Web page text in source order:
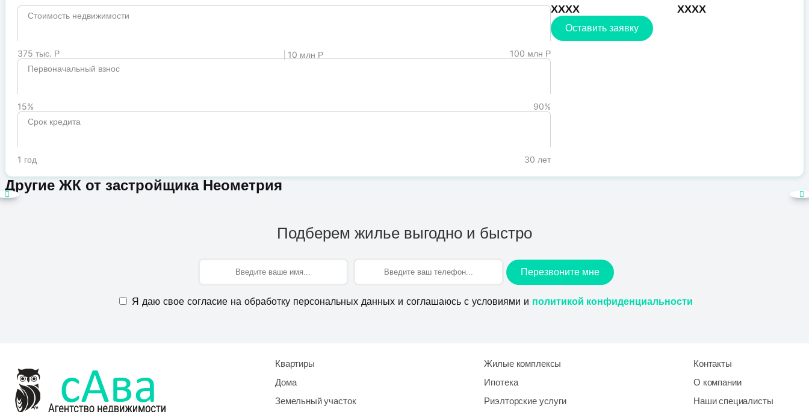
Стоимость недвижимости
375 тыс. Р 10 млн Р
100 млн Р
Первоначальный взнос
15%
90%
Срок кредита
1 год 30 лет
XXXX XXXX
Оставить заявку
Другие ЖК от застройщика Неометрия
Подберем жилье выгодно и быстро
Перезвоните мне
Я даю свое согласие на обработку персональных данных и соглашаюсь с условиями и политикой конфиденциальности
Квартиры
Дома
Земельный участок
Жилые комплексы
Ипотека
Риэлторские услуги
Контакты
О компании
Наши специалисты